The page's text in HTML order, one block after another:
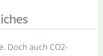
Doch auch CO2-